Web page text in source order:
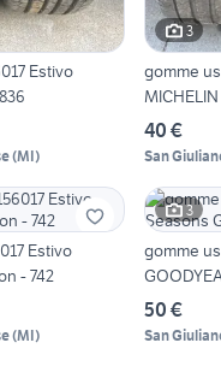
Estivo
(MI)
3
gomme
40 €
San
Estivo
- 742
(MI)
3
gomme
50 €
San